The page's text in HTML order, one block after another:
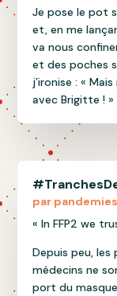
Je pose le pot
et, en me
va nous
et des poches
j’ironise : «
avec Brigitte ! »
par pandemies
« In FFP2 we
Depuis peu,
médecins ne
port du